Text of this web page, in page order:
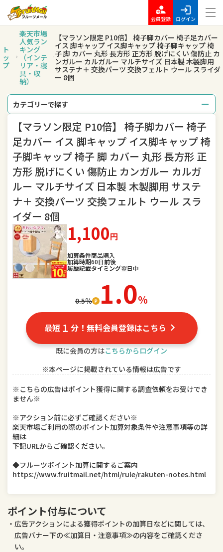
会員登録 ログイン
ト
ッ
プ
楽天市場
人気ラン
キング
（インテ
リア・寝
具・収
納）
【マラソン限定 P10倍】 椅子脚カバー 椅子足カバー
イス 脚キャップ イス脚キャップ 椅子脚キャップ 椅
子 脚 カバー 丸形 長方形 正方形 脱げにくい 傷防止 カ
ンガルー カルガルー マルチサイズ 日本製 木製脚用
サステナ＋ 交換パーツ 交換フェルト ウール スライダ
ー 8個
カテゴリーで探す
総合 レディースファッション
メンズファッション インナー・下着・ナイトウェア
バッグ・小物・ブランド雑貨 靴
ジュエリー・アクセサリー
キッズ・ベビー・マタニティ
スポーツ・アウトドア 家電
TV・オーディオ・カメラ
食品
ビール・洋酒 日本酒・焼酎
インテリア・寝具・収納 日用品雑貨・文房具・手芸
テレビゲーム
楽器・音響機器 車用品・バイク用品
美容・コスメ・香水
医薬品・コンタクト・介護 ペット・ペットグッズ
【マラソン限定 P10倍】 椅子脚カバー 椅子
足カバー イス 脚キャップ イス脚キャップ 椅
子脚キャップ 椅子 脚 カバー 丸形 長方形 正
方形 脱げにくい 傷防止 カンガルー カルガ
ルー マルチサイズ 日本製 木製脚用 サステ
ナ＋ 交換パーツ 交換フェルト ウール スラ
イダー 8個
1,100円
加算条件商品購入
加算時期60日前後
履歴記載タイミング翌日中
0.5％ 1.0％
最短 1 分！無料会員登録はこちら
既に会員の方はこちらからログイン
※本ページに掲載されている情報は広告です
※こちらの広告はポイント獲得に関する調査依頼をお受けでき
ません※
※アクション前に必ずご確認ください※
楽天市場ご利用の際のポイント加算対象条件や注意事項等の詳
細は
下記URLからご確認ください。
◆フルーツポイント加算に関するご案内
https://www.fruitmail.net/html/rule/rakuten-notes.html
ポイント付与について
広告アクションによる獲得ポイントの加算日などに関しては、
広告バナー下の≪加算日・注意事項≫の内容をご確認くださ
い。